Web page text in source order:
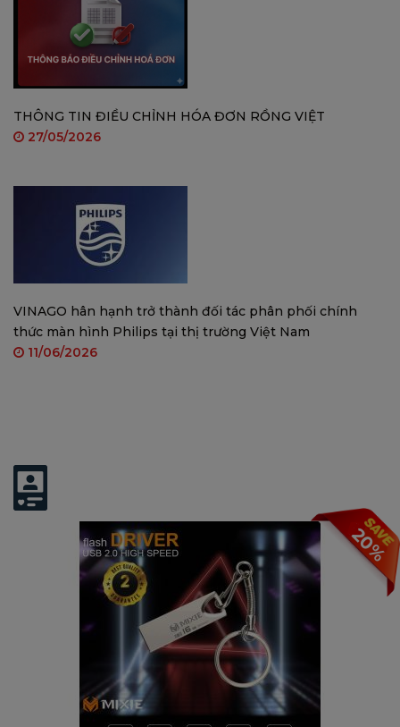
đối tượng dân văn phòng, học sinh, sinh viên và
cho gia đình.
THÔNG TIN ĐIỀU CHỈNH HÓA ĐƠN RỒNG VIỆT
27/05/2026
VINAGO hân hạnh trở thành đối tác phân phối chính
thức màn hình Philips tại thị trường Việt Nam
11/06/2026
20%